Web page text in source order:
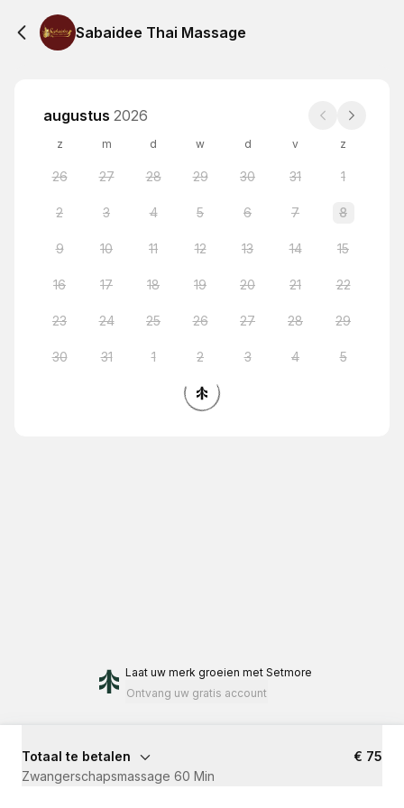
Sabaidee Thai Massage
augustus 2026
z m d w d v z
26 27 28 29 30 31 1
2 3 4 5 6 7 8
9 10 11 12 13 14 15
16 17 18 19 20 21 22
23 24 25 26 27 28 29
30 31 1 2 3 4 5
Laat uw merk groeien met Setmore
Ontvang uw gratis account
Totaal te betalen
€ 75
Zwangerschapsmassage 60 Min